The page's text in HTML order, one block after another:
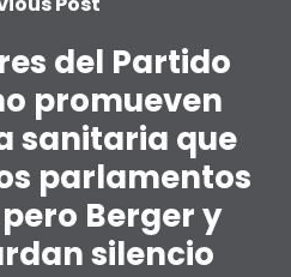
del Partido
promueven
sanitaria que
parlamentos
Berger y
silencio